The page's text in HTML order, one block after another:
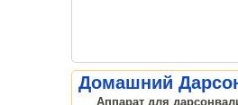
Домашний
Аппарат для